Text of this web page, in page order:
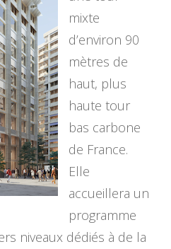
mixte
d’environ 90
mètres de
haut, plus
haute tour
bas carbone
de France.
Elle
accueillera un
programme
niveaux dédiés à de la